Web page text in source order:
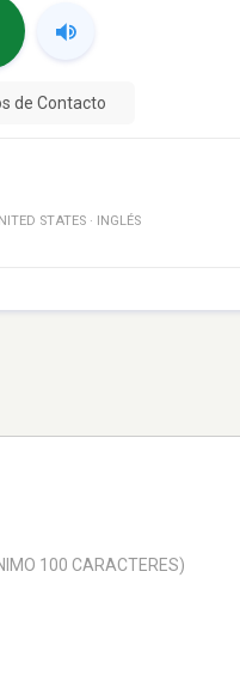
de Contacto
STATES · INGLÉS